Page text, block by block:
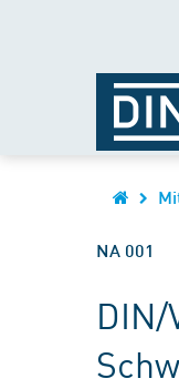
NA 001